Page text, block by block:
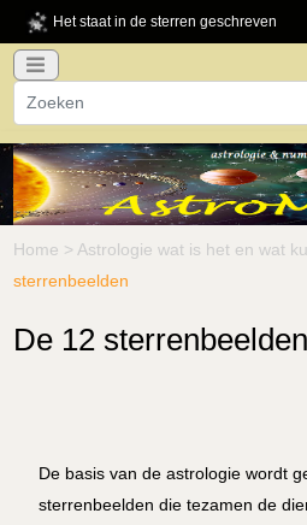
Het staat in de sterren geschreven
Home > Astrologie wat is het en wat
sterrenbeelden
De 12 sterrenbeelden
De basis van de astrologie wordt
sterrenbeelden die tezamen de